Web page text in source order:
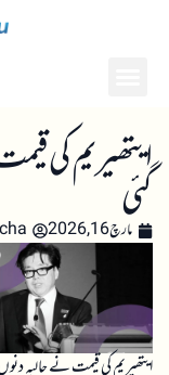
ایتھیریم کی
گئیمارچ 16, 2026
ایتھیریم کی قیمت نے حالیہ